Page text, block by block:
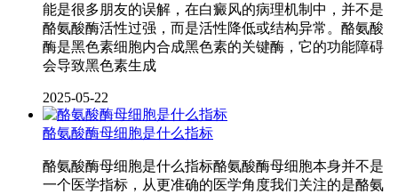
能是很多朋友的误解，在白癜风的病理机制中，并不是
酪氨酸酶活性过强，而是活性降低或结构异常。酪氨酸
酶是黑色素细胞内合成黑色素的关键酶，它的功能障碍
会导致黑色素生成
2025-05-22
酪氨酸酶母细胞是什么指标
酪氨酸酶母细胞是什么指标酪氨酸酶母细胞本身并不是
一个医学指标，从更准确的医学角度我们关注的是酪氨